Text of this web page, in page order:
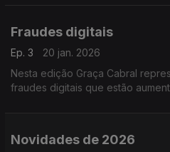
Fraudes digitais
Ep. 3
20 jan. 2026
Nesta edição Graça Cabral
fraudes digitais que estão
Novidades de 2026